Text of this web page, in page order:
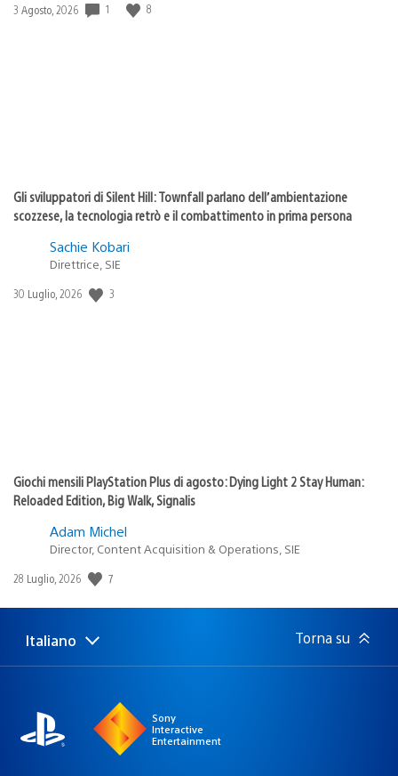
Data
3 Agosto, 2026 1 8
Gli sviluppatori di Silent Hill: Townfall parlano dell’ambientazione
scozzese, la tecnologia retrò e il combattimento in prima persona
Sachie Kobari
Direttrice, SIE
Data
30 Luglio, 2026 3
Giochi mensili PlayStation Plus di agosto: Dying Light 2 Stay Human:
Reloaded Edition, Big Walk, Signalis
Adam Michel
Director, Content Acquisition & Operations, SIE
Data
pubblicazione:
28 Luglio, 2026 7
Seleziona
una
Regione
attuale:
Italiano Torna su
Sony
Interactive
Entertainment